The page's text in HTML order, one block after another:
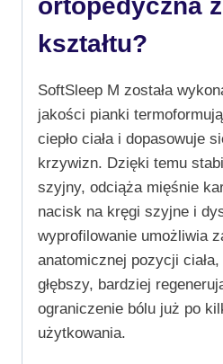
ortopedyczna
kształtu?
SoftSleep M została
jakości pianki
ciepło ciała i dopasowuje
krzywizn. Dzięki temu
szyjny, odciąża mięśnie
nacisk na kręgi szyjne i
wyprofilowanie umożliwia
anatomicznej pozycji
głębszy, bardziej
ograniczenie bólu już po
użytkowania.